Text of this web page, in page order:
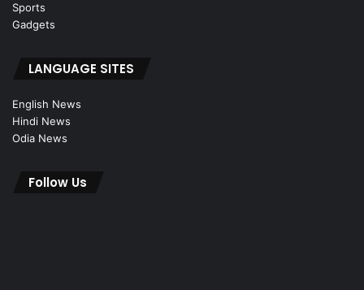
Sports
Gadgets
LANGUAGE SITES
English News
Hindi News
Odia News
Follow Us